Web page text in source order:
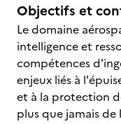
Objectifs et
Le domaine
intelligence et
compétences
enjeux liés à
et à la protection
plus que jamais